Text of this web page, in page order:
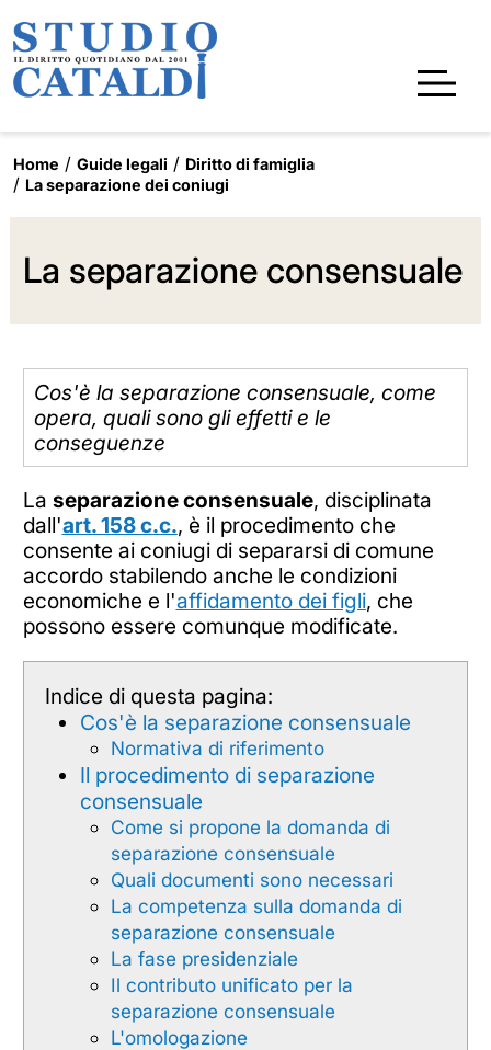
Home Guide legali
Diritto di famiglia
La separazione dei coniugi
La separazione consensuale
Cos'è la separazione consensuale, come
opera, quali sono gli effetti e le
conseguenze
La separazione consensuale, disciplinata
dall'art. 158 c.c., è il procedimento che
consente ai coniugi di separarsi di comune
accordo stabilendo anche le condizioni
economiche e l'affidamento dei figli, che
possono essere comunque modificate.
Indice di questa pagina:
Cos'è la separazione consensuale
Normativa di riferimento
Il procedimento di separazione
consensuale
Come si propone la domanda di
separazione consensuale
Quali documenti sono necessari
La competenza sulla domanda di
separazione consensuale
La fase presidenziale
Il contributo unificato per la
separazione consensuale
L'omologazione